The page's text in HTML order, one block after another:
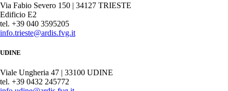
Via Fabio Severo 150 | 34127 TRIESTE
Edificio E2
tel. +39 040 3595205
info.trieste@ardis.fvg.it
UDINE
Viale Ungheria 47 | 33100 UDINE
tel. +39 0432 245772